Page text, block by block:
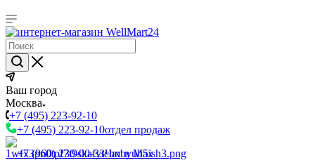
Ваш город
Москва
+7 (495) 223-92-10
+7 (495) 223-92-10отдел продаж
+7 (960) 230-00-33Чат в Max